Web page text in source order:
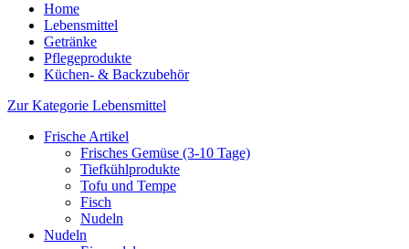
Home
Lebensmittel
Getränke
Pflegeprodukte
Küchen- & Backzubehör
Zur Kategorie Lebensmittel
Frische Artikel
Frisches Gemüse (3-10 Tage)
Tiefkühlprodukte
Tofu und Tempe
Fisch
Nudeln
Nudeln